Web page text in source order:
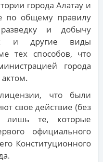
города Алатау и
по общему правилу
и добычу
и другие виды
тех способов, что
города
что были
свое действие (без
лишь те, которые
официального
Конституционного